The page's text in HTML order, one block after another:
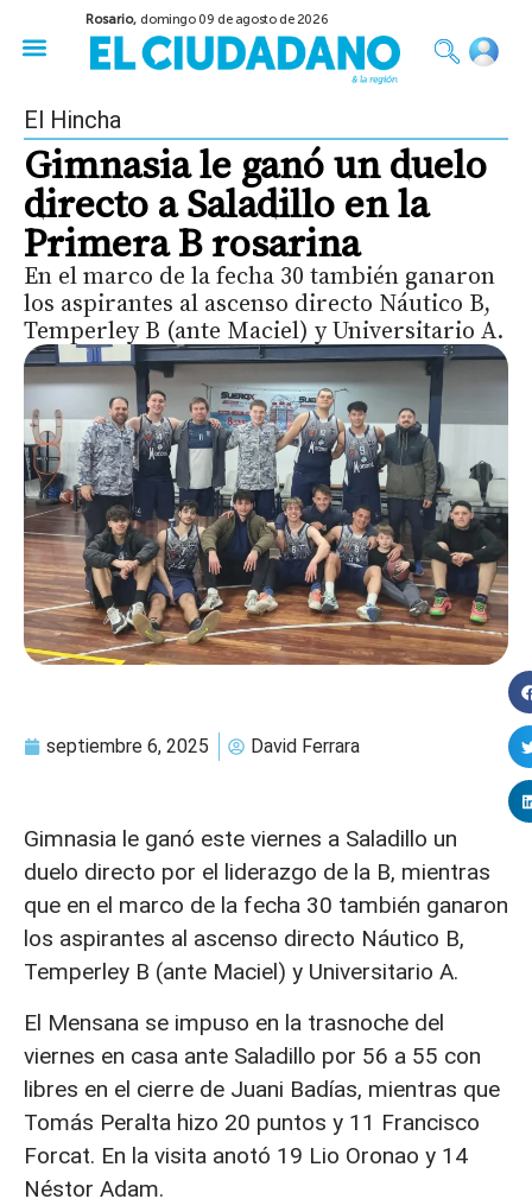
Rosario, domingo 09 de agosto de 2026
El Hincha
Gimnasia le ganó un duelo
directo a Saladillo en la
Primera B rosarina
En el marco de la fecha 30 también ganaron
los aspirantes al ascenso directo Náutico B,
Temperley B (ante Maciel) y Universitario A.
septiembre 6, 2025 David Ferrara
Gimnasia le ganó este viernes a Saladillo un
duelo directo por el liderazgo de la B, mientras
que en el marco de la fecha 30 también ganaron
los aspirantes al ascenso directo Náutico B,
Temperley B (ante Maciel) y Universitario A.
El Mensana se impuso en la trasnoche del
viernes en casa ante Saladillo por 56 a 55 con
libres en el cierre de Juani Badías, mientras que
Tomás Peralta hizo 20 puntos y 11 Francisco
Forcat. En la visita anotó 19 Lio Oronao y 14
Néstor Adam.